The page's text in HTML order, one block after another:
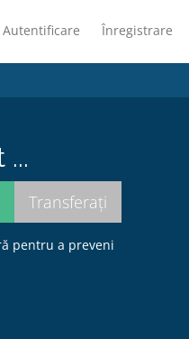
Autentificare Înregistrare
pentru a preveni